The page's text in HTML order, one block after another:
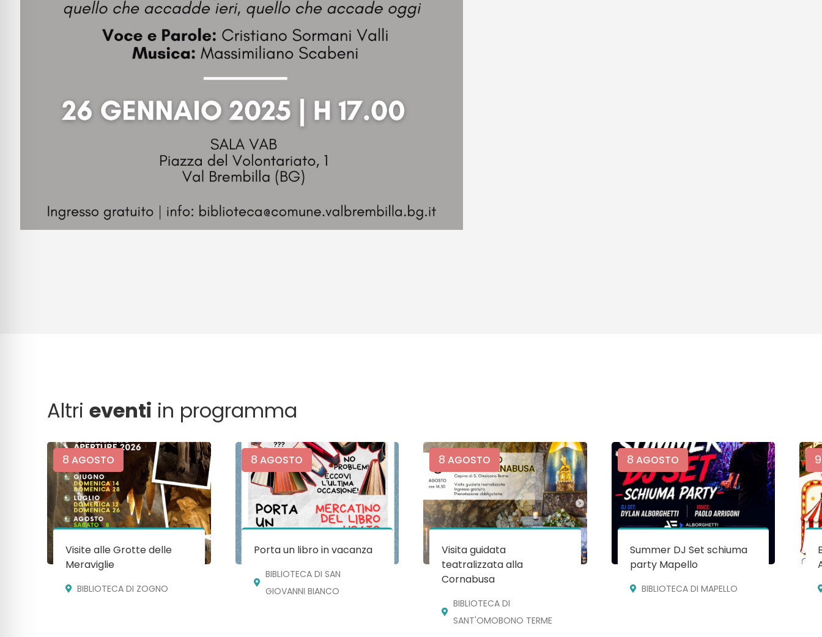
Altrieventi in programma
8 AGOSTO
Visite alle Grotte delle
Meraviglie
BIBLIOTECA DI ZOGNO
8 AGOSTO
Porta un libro in vacanza
BIBLIOTECA DI SAN
GIOVANNI BIANCO
8 AGOSTO
Visita guidata
teatralizzata alla
Cornabusa
BIBLIOTECA DI
SANT'OMOBONO TERME
8 AGOSTO
Summer DJ Set schiuma
party Mapello
BIBLIOTECA DI MAPELLO
9